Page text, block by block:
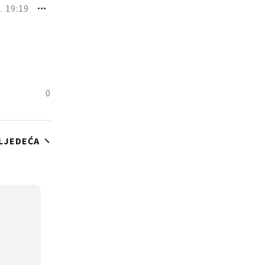
19:19
0